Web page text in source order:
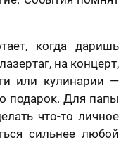
когда даришь
на концерт,
или кулинарии —
подарок. Для папы
что-то личное
сильнее любой